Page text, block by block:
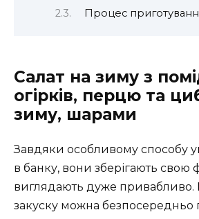
Процес
Салат на зиму з
огірків, перцю та
зиму, шарами
Завдяки особливому способу
в банку, вони зберігають свою
виглядають дуже привабливо.
закуску можна